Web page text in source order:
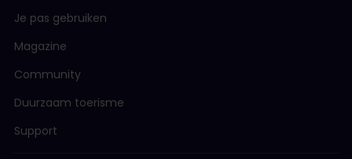
Je pas gebruiken
Magazine
Community
Duurzaam toerisme
Support